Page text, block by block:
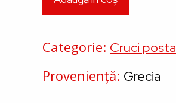
Categorie Cruci
Proveniență Grecia